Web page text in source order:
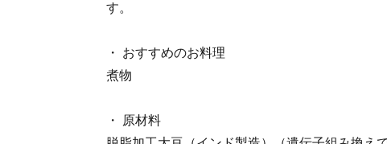
す。
・ おすすめのお料理
煮物
・ 原材料